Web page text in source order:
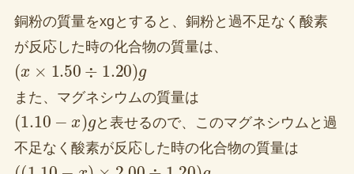
銅粉の質量をxgとすると、銅粉と過不足なく酸素
が反応した時の化合物の質量は、
(x 1.50÷ 1.20 )g
また、マグネシウムの質量は
(1.10 g
と表せるので、このマグネシウムと過
不足なく酸素が反応した時の化合物の質量は
((1.10 ×2.00 ÷1.20) g